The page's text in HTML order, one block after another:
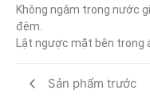
Không ngâm trong nước
đêm.
Lật ngược mặt bên trong
Sản phẩm trước